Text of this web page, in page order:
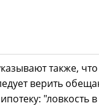
также,
верить
"ловкость